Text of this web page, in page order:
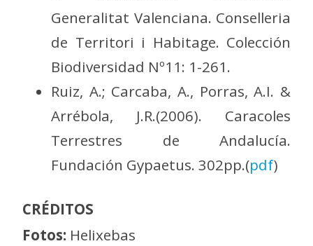
Generalitat Valenciana. Conselleria
de Territori i Habitage. Colección
Biodiversidad Nº11: 1-261.
Ruiz, A.; Carcaba, A., Porras, A.I. &
Arrébola, J.R.(2006). Caracoles
Terrestres de Andalucía.
Fundación Gypaetus. 302pp.(pdf)
CRÉDITOS
Fotos: Helixebas